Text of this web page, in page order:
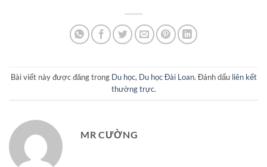
Bài viết này được đăng trong Du học, Du học Đài Loan. Đánh dấu liên kết
thường trực.
MR CƯỜNG